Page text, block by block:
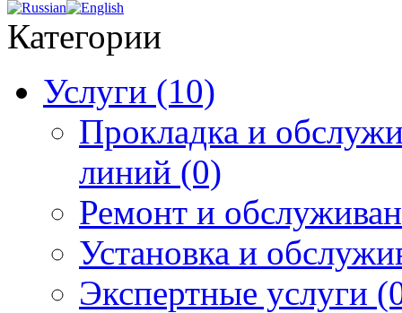
Категории
Услуги (10)
Прокладка и
линий (0)
Ремонт и
Установка и
Экспертные услуги